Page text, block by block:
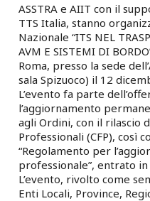
ASSTRA e AIIT con il
TTS Italia, stanno
Nazionale “ITS NEL
AVM E SISTEMI DI
Roma, presso la sede
sala Spizuoco) il 12
L’evento fa parte
l’aggiornamento
agli Ordini, con il rilascio
Professionali (CFP), così
“Regolamento per
professionale”, entrato
L’evento, rivolto come
Enti Locali, Province,